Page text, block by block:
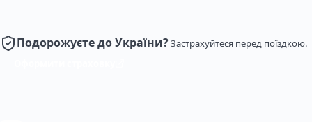
Подорожуєте до України?Застрахуйтеся перед поїздкою.